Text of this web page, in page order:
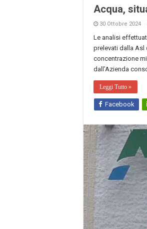
Acqua,
30 Ottobre 2024
Le analisi
prelevati dalla Asl
concentrazione
dall’Azienda
Leggi Tutto »
Facebook